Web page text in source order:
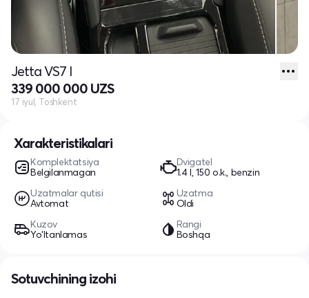
Xarakteristikalari
Komplektatsiya
Belgilanmagan
Dvigatel
1.4 l, 150 o.k., benzin
Uzatmalar qutisi
Avtomat
Uzatma
Oldi
Kuzov
Yo‘ltanlamas
Rangi
Boshqa
Jetta VS7 I
339 000 000 UZS
17 iyul, Toshkent
Sotuvchining izohi